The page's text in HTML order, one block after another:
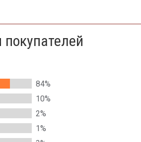
84%
10%
2%
1%